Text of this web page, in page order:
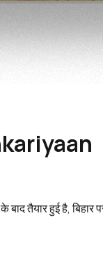
बाद तैयार हुई है,